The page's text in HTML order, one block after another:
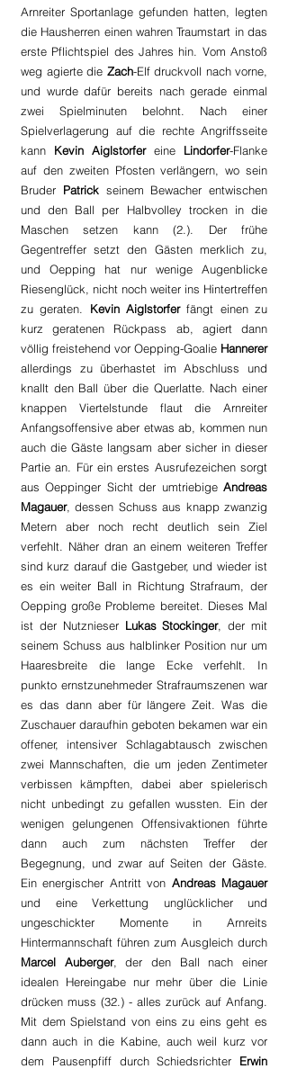
Arnreiter Sportanlage gefunden hatten, legten
die Hausherren einen wahren Traumstart in das
erste Pflichtspiel des Jahres hin. Vom Anstoß
weg agierte die Zach-Elf druckvoll nach vorne,
und wurde dafür bereits nach gerade einmal
zwei Spielminuten belohnt. Nach einer
Spielverlagerung auf die rechte Angriffsseite
kann Kevin Aiglstorfer eine Lindorfer-Flanke
auf den zweiten Pfosten verlängern, wo sein
Bruder Patrick seinem Bewacher entwischen
und den Ball per Halbvolley trocken in die
Maschen setzen kann (2.). Der frühe
Gegentreffer setzt den Gästen merklich zu,
und Oepping hat nur wenige Augenblicke
Riesenglück, nicht noch weiter ins Hintertreffen
zu geraten. Kevin Aiglstorfer fängt einen zu
kurz geratenen Rückpass ab, agiert dann
völlig freistehend vor Oepping-Goalie Hannerer
allerdings zu überhastet im Abschluss und
knallt den Ball über die Querlatte. Nach einer
knappen Viertelstunde flaut die Arnreiter
Anfangsoffensive aber etwas ab, kommen nun
auch die Gäste langsam aber sicher in dieser
Partie an. Für ein erstes Ausrufezeichen sorgt
aus Oeppinger Sicht der umtriebige Andreas
Magauer, dessen Schuss aus knapp zwanzig
Metern aber noch recht deutlich sein Ziel
verfehlt. Näher dran an einem weiteren Treffer
sind kurz darauf die Gastgeber, und wieder ist
es ein weiter Ball in Richtung Strafraum, der
Oepping große Probleme bereitet. Dieses Mal
ist der Nutznieser Lukas Stockinger, der mit
seinem Schuss aus halblinker Position nur um
Haaresbreite die lange Ecke verfehlt. In
punkto ernstzunehmeder Strafraumszenen war
es das dann aber für längere Zeit. Was die
Zuschauer daraufhin geboten bekamen war ein
offener, intensiver Schlagabtausch zwischen
zwei Mannschaften, die um jeden Zentimeter
verbissen kämpften, dabei aber spielerisch
nicht unbedingt zu gefallen wussten. Ein der
wenigen gelungenen Offensivaktionen führte
dann auch zum nächsten Treffer der
Begegnung, und zwar auf Seiten der Gäste.
Ein energischer Antritt von
Andreas Magauer
und eine Verkettung unglücklicher und
ungeschickter Momente in Arnreits
Hintermannschaft führen zum Ausgleich durch
Marcel Auberger, der den Ball nach einer
idealen Hereingabe nur mehr über die Linie
drücken muss (32.) - alles zurück auf Anfang.
Mit dem Spielstand von eins zu eins geht es
dann auch in die Kabine, auch weil kurz vor
dem Pausenpfiff durch Schiedsrichter Erwin